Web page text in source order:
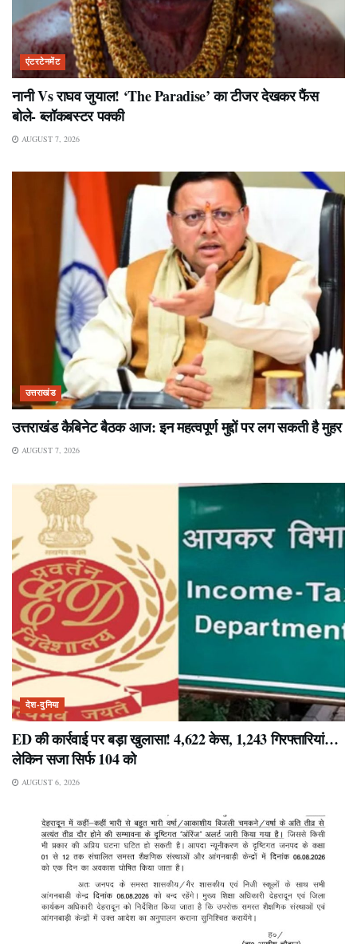
एंटरटेनमेंट
नानी Vs राघव जुयाल! ‘The Paradise’ का टीजर देखकर फैंस
बोले- ब्लॉकबस्टर पक्की
AUGUST 7, 2026
उत्तराखंड
उत्तराखंड कैबिनेट बैठक आज: इन महत्वपूर्ण मुद्दों पर लग सकती है मुहर
AUGUST 7, 2026
देश-दुनिया
ED की कार्रवाई पर बड़ा खुलासा! 4,622 केस, 1,243 गिरफ्तारियां…
लेकिन सजा सिर्फ 104 को
AUGUST 6, 2026